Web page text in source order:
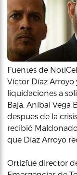
Fuentes de
Víctor Díaz Arroyo
liquidaciones a
Baja, Aníbal Vega
despues de la
recibió
que Díaz Arroyo
Ortizfue director